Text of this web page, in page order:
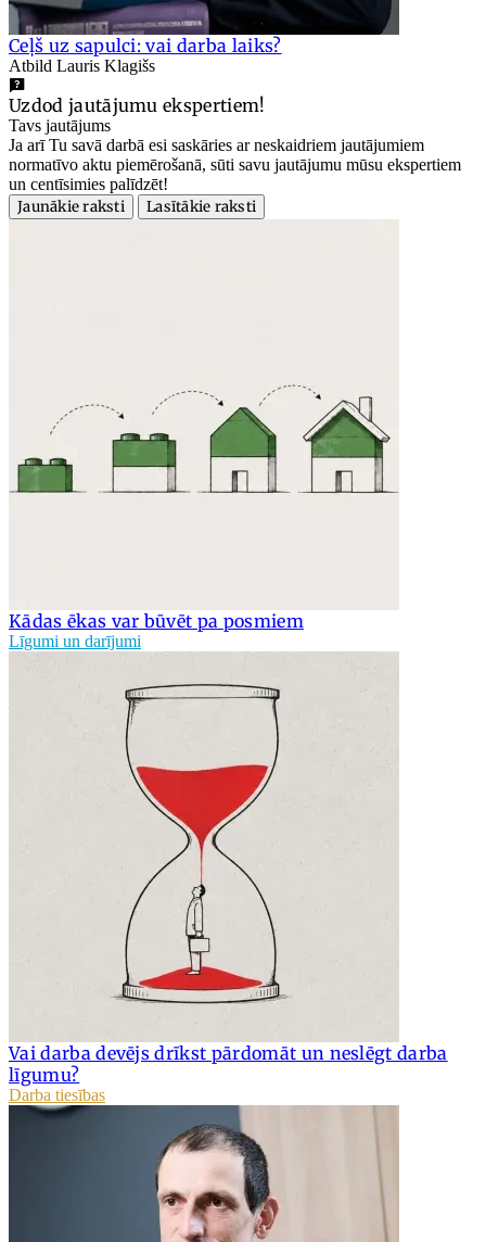
Ceļš uz sapulci: vai darba laiks?
Atbild Lauris Klagišs
Uzdod jautājumu ekspertiem!
Tavs jautājums
Ja arī Tu savā darbā esi saskāries ar neskaidriem jautājumiem
normatīvo aktu piemērošanā, sūti savu jautājumu mūsu ekspertiem
un centīsimies palīdzēt!
Jaunākie raksti
Lasītākie raksti
Kādas ēkas var būvēt pa posmiem
Līgumi un darījumi
Vai darba devējs drīkst pārdomāt un neslēgt darba
līgumu?
Darba tiesības